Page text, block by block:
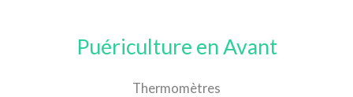
Puériculture en Avant
Thermomètres